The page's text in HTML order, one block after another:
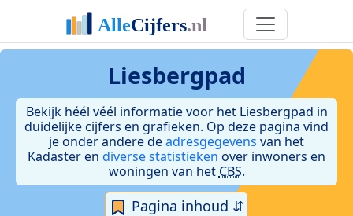
Liesbergpad
Bekijk héél véél informatie voor het Liesbergpad in
duidelijke cijfers en grafieken. Op deze pagina vind
je onder andere deadresgegevens van het
Kadaster en diverse statistieken over inwoners en
woningen van het CBS.
Pagina inhoud ⇵